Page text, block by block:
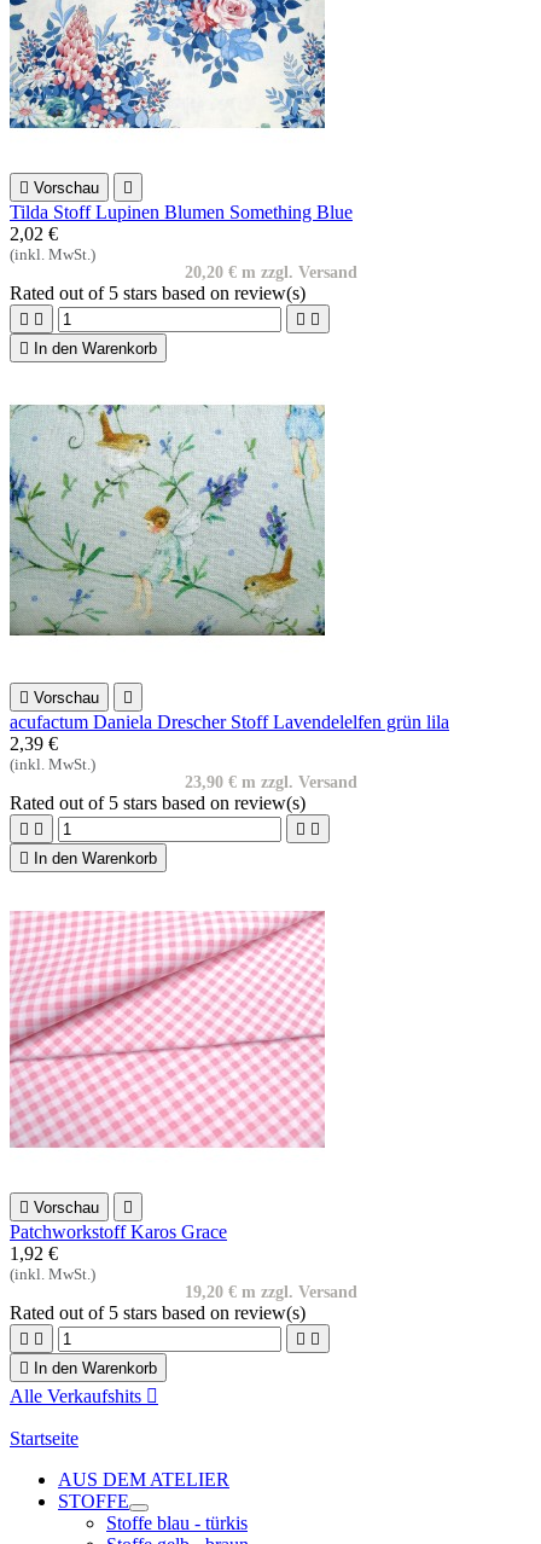
 Vorschau 
Tilda Stoff Lupinen Blumen Something Blue
2,02 €
(inkl. MwSt.)
20,20 € m zzgl. Versand
Rated out of 5 stars based on review(s)
   

In den Warenkorb
 Vorschau 
acufactum Daniela Drescher Stoff Lavendelelfen grün lila
2,39 €
(inkl. MwSt.)
23,90 € m zzgl. Versand
Rated out of 5 stars based on review(s)
   

In den Warenkorb
 Vorschau 
Patchworkstoff Karos Grace
1,92 €
(inkl. MwSt.)
19,20 € m zzgl. Versand
Rated out of 5 stars based on review(s)
   

In den Warenkorb
Alle Verkaufshits 
Startseite
AUS DEM ATELIER
STOFFE
Stoffe blau - türkis